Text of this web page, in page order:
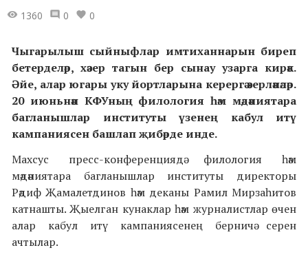
1360 0 0
Чыгарылыш сыйныфлар имтиханнарын биреп
бетерделәр, хәзер тагын бер сынау узарга кирәк.
Әйе, алар югары уку йортларына керергә әзерләнәләр.
20 июньнән КФУның филология һәм мәдәниятара
багланышлар институты үзенең кабул итү
кампаниясен башлап җибәрде инде.
Махсус пресс-конференциядә филология һәм
мәдәниятара багланышлар институты директоры
Рәдиф Җамалетдинов һәм деканы Рамил Мирзаһитов
катнашты. Җыелган кунаклар һәм журналистлар өчен
алар кабул итү кампаниясенең берничә серен
ачтылар.